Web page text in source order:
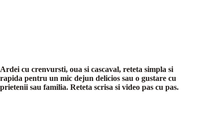
Ardei cu crenvursti, oua si cascaval, reteta simpla si
rapida pentru un mic dejun delicios sau o gustare cu
prietenii sau familia. Reteta scrisa si video pas cu pas.